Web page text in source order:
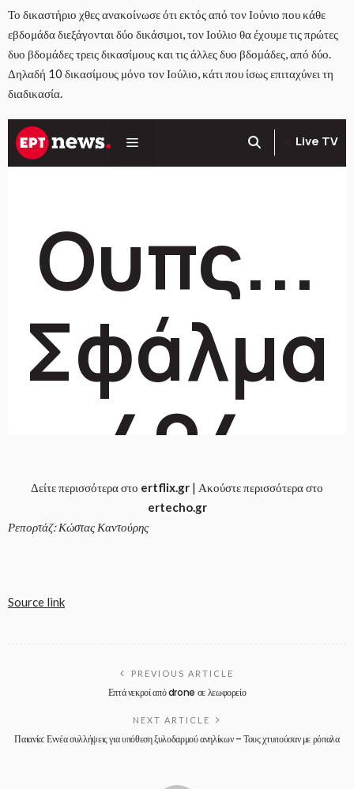
Το δικαστήριο χθες ανακοίνωσε ότι εκτός από τον Ιούνιο που κάθε
εβδομάδα διεξάγονται δύο δικάσιμοι, τον Ιούλιο θα έχουμε τις πρώτες
δυο βδομάδες τρεις δικασίμους και τις άλλες δυο βδομάδες, από δύο.
Δηλαδή 10 δικασίμους μόνο τον Ιούλιο, κάτι που ίσως επιταχύνει τη
διαδικασία.
Δείτε περισσότερα στο ertflix.gr | Ακούστε περισσότερα στο
ertecho.gr
Ρεπορτάζ: Κώστας Καντούρης
Source link
PREVIOUS ARTICLE
Επτά νεκροί από drone σε λεωφορείο
NEXT ARTICLE
Παιανία: Εννέα συλλήψεις για υπόθεση ξυλοδαρμού ανηλίκων – Τους χτυπούσαν με ρόπαλα